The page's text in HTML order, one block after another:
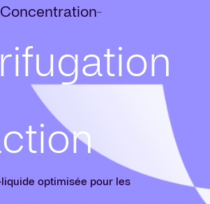
-
optimisée pour les